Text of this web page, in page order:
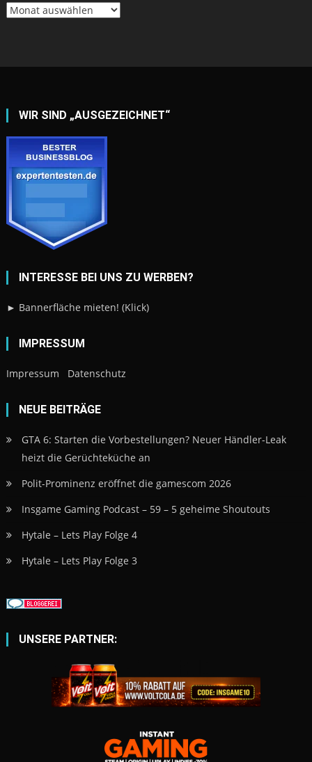
Archiv
WIR SIND „AUSGEZEICHNET“
INTERESSE BEI UNS ZU WERBEN?
► Bannerfläche mieten! (Klick)
IMPRESSUM
Impressum Datenschutz
NEUE BEITRÄGE
GTA 6: Starten die Vorbestellungen? Neuer Händler-Leak
heizt die Gerüchteküche an
Polit-Prominenz eröffnet die gamescom 2026
Insgame Gaming Podcast – 59 – 5 geheime Shoutouts
Hytale – Lets Play Folge 4
Hytale – Lets Play Folge 3
UNSERE PARTNER: